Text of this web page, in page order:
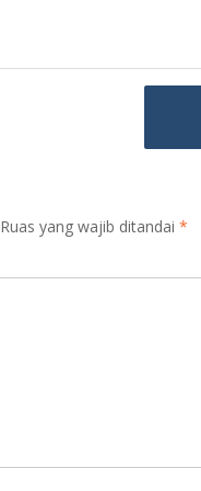
Ruas yang wajib ditandai *